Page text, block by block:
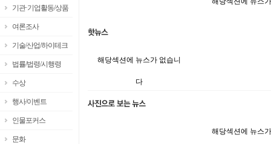
기관·기업활동/상품
여론조사
기술/산업/하이테크
법률/법령/시행령
수상
행사/이벤트
인물포커스
문화
해당섹션에 뉴스가 없습니
다
해당섹션에 뉴스